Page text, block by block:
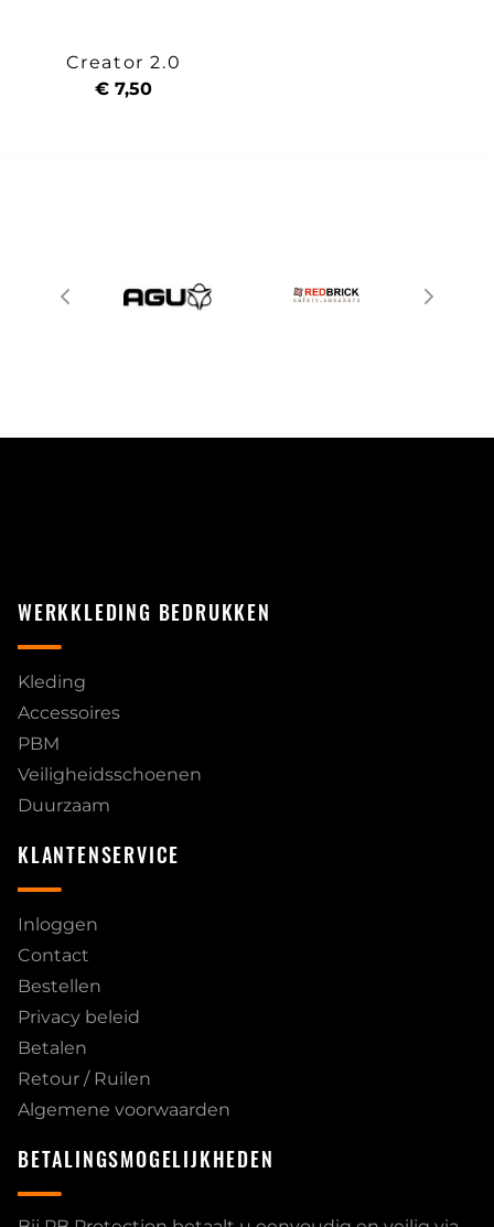
Creator 2.0
€ 7,50
WERKKLEDING BEDRUKKEN
Kleding
Accessoires
PBM
Veiligheidsschoenen
Duurzaam
KLANTENSERVICE
Inloggen
Contact
Bestellen
Privacy beleid
Betalen
Retour / Ruilen
Algemene voorwaarden
BETALINGSMOGELIJKHEDEN